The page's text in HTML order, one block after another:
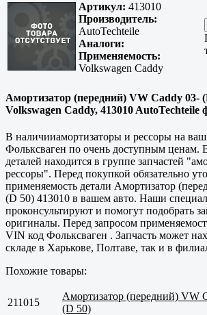
Артикул: 413010
Производитель:
AutoTechteile
Аналоги:
Применяемость:
Volkswagen Caddy
Амортизатор (передний) VW Caddy 03-
Volkswagen Caddy, 413010 AutoTechteile
В наличииамортизаторы и рессоры на
Фольксваген по очень доступным ценам.
деталей находится в группе запчастей
рессоры". Перед покупкой обязательно
применяемость детали Амортизатор
(D 50) 413010 в вашем авто. Наши
проконсультируют и помогут подобрать
оригиналы. Перед запросом
VIN код Фольксваген . Запчасть может
складе в Харькове, Полтаве, так и в
Похожие товары:
211015
Амортизатор (передний) VW
(D 50)